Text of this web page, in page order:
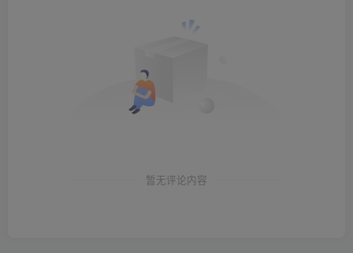
暂无评论内容